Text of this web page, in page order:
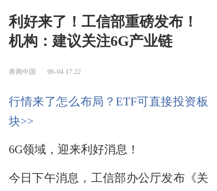
利好来了！工信部重磅发布！
机构：建议关注6G产业链
券商中国 06-04 17:22
行情来了怎么布局？ETF可直接投资板
块>>
6G领域，迎来利好消息！
今日下午消息，工信部办公厅发布《关